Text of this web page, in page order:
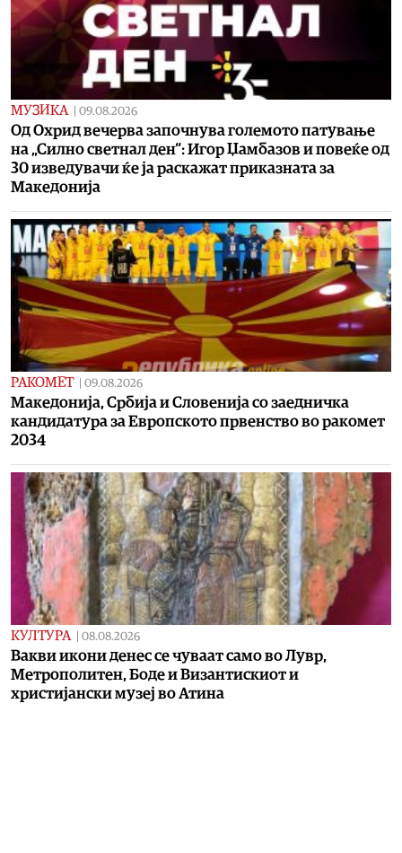
МУЗИКА 09.08.2026
Од Охрид вечерва започнува големото патување
на „Силно светнал ден“: Игор Џамбазов и повеќе од
30 изведувачи ќе ја раскажат приказната за
Македонија
РАКОМЕТ 09.08.2026
Македонија, Србија и Словенија со заедничка
кандидатура за Европското првенство во ракомет
2034
КУЛТУРА 08.08.2026
Вакви икони денес се чуваат само во Лувр,
Метрополитен, Боде и Византискиот и
христијански музеј во Атина